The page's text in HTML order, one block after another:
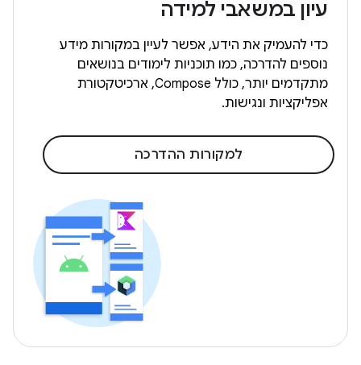
עיון במשאבי למידה
כדי להעמיק את הידע, אפשר לעיין במקורות מידע
נוספים להדרכה, כמו תוכניות לימודים בנושאים
מתקדמים יותר, כולל Compose, ארכיטקטורת
אפליקציות ונגישות.
למקורות ההדרכה